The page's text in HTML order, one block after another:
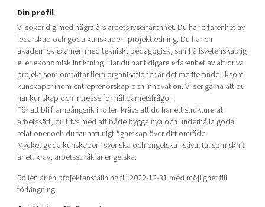
Din profil
Vi söker dig med några års arbetslivserfarenhet. Du har erfarenhet av
ledarskap och goda kunskaper i projektledning. Du har en
akademisk examen med teknisk, pedagogisk, samhällsvetenskaplig
eller ekonomisk inriktning. Har du har tidigare erfarenhet av att driva
projekt som omfattar flera organisationer är det meriterande liksom
kunskaper inom entreprenörskap och innovation. Vi ser gärna att du
har kunskap och intresse för hållbarhetsfrågor.
För att bli framgångsrik i rollen krävs att du har ett strukturerat
arbetssätt, du trivs med att både bygga nya och underhålla goda
relationer och du tar naturligt ägarskap över ditt område.
Mycket goda kunskaper i svenska och engelska i såväl tal som skrift
är ett krav, arbetsspråk är engelska.
Rollen är en projektanställning till 2022-12-31 med möjlighet till
förlängning.